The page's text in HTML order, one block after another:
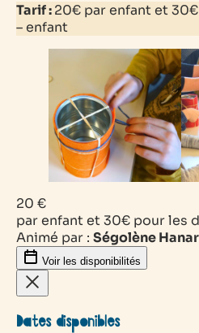
Tarif :20€ par enfant et
– enfant
20 €
par enfant et 30€ pour les
Animé par : Ségolène
Voir les disponibilités
Dates disponibles